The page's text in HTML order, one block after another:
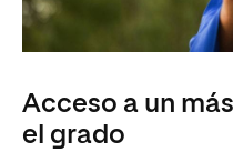
Acceso a un
el grado